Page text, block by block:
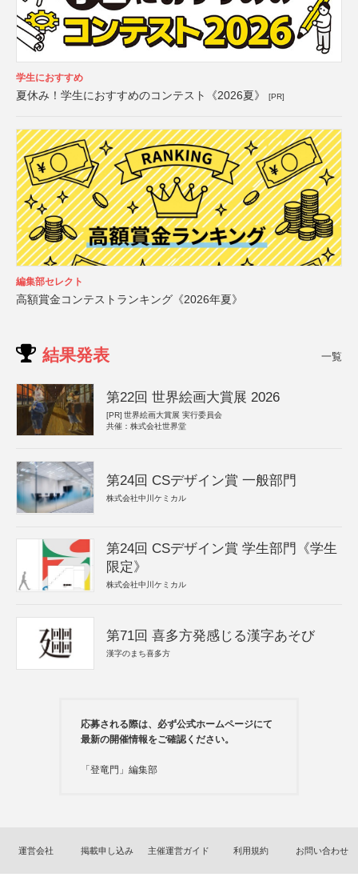
学生におすすめ
夏休み！学生におすすめのコンテスト《2026夏》 [PR]
編集部セレクト
高額賞金コンテストランキング《2026年夏》
結果発表 一覧
第22回 世界絵画大賞展 2026
[PR] 世界絵画大賞展 実行委員会
共催：株式会社世界堂
第24回 CSデザイン賞 一般部門
株式会社中川ケミカル
第24回 CSデザイン賞 学生部門《学生
限定》
株式会社中川ケミカル
第71回 喜多方発感じる漢字あそび
漢字のまち喜多方
応募される際は、必ず公式ホームページにて
最新の開催情報をご確認ください。
「登竜門」編集部
運営会社 掲載申し込み 主催運営ガイド 利用規約 お問い合わせ